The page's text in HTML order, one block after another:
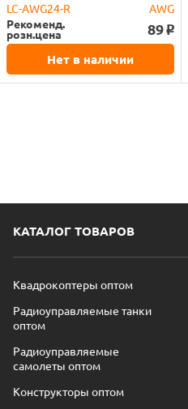
LC-AWG24-R
AWG
Рекоменд.
розн.цена 89 o
Нет в наличии
КАТАЛОГ ТОВАРОВ
Квадрокоптеры оптом
Радиоуправляемые танки
оптом
Радиоуправляемые
самолеты оптом
Конструкторы оптом